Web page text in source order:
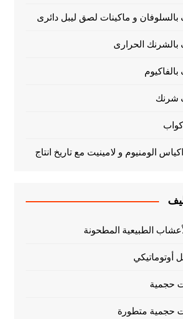
بالسلوفان و ماكينات لصق ليبل دائرى
بالشرنك الحرارى
شرنك
الومنيوم و لامينيت مع تاريخ انتاج
الطبيعية المطحونة
أوتوماتيكي
حجمية
حجمية متطورة